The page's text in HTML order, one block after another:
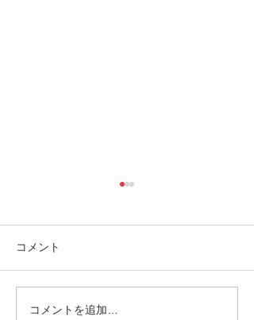
島旅で素敵な出逢い&冒険
コメント
コメントを追加…